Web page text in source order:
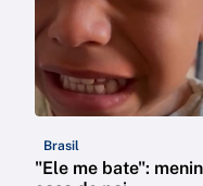
Brasil
"Ele me bate":